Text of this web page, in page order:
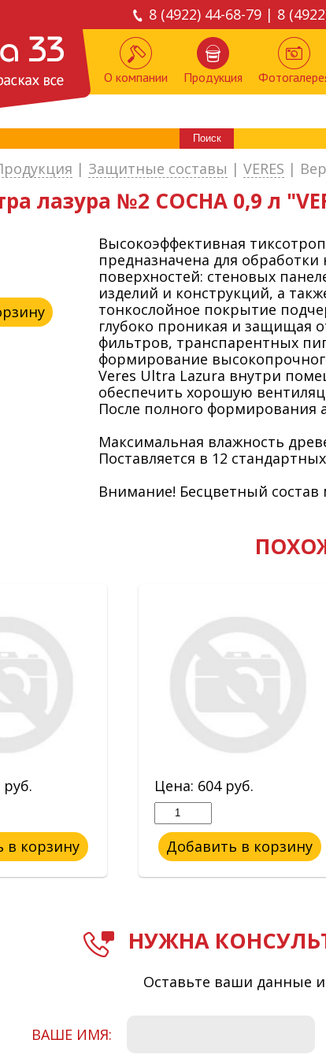
8 (4922) 44-68-79 | 8
О компании Продукция
| Защитные составы | VERES |
лазура №2 СОСНА 0,9 л
Высокоэффективная
предназначена для
поверхностей: стеновых
изделий и конструкций, а
тонкослойное покрытие
глубоко проникая и защищая
фильтров, транспарентных
формирование
Veres Ultra Lazura внутри
обеспечить хорошую
После полного формирования
Maксимальная влажность
Поставляется в 12
Внимание! Бесцветный
руб.
в корзину
Цена: 604руб.
Добавить в корзину
НУЖНА
Оставьте ваши данные
ВАШЕ ИМЯ: